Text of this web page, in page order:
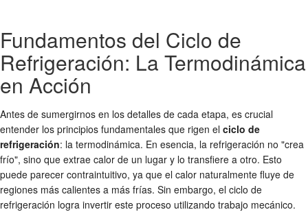
Fundamentos del Ciclo de
Refrigeración: La Termodinámica
en Acción
Antes de sumergirnos en los detalles de cada etapa, es crucial
entender los principios fundamentales que rigen el ciclo de
refrigeración: la termodinámica. En esencia, la refrigeración no "crea
frío", sino que extrae calor de un lugar y lo transfiere a otro. Esto
puede parecer contraintuitivo, ya que el calor naturalmente fluye de
regiones más calientes a más frías. Sin embargo, el ciclo de
refrigeración logra invertir este proceso utilizando trabajo mecánico.